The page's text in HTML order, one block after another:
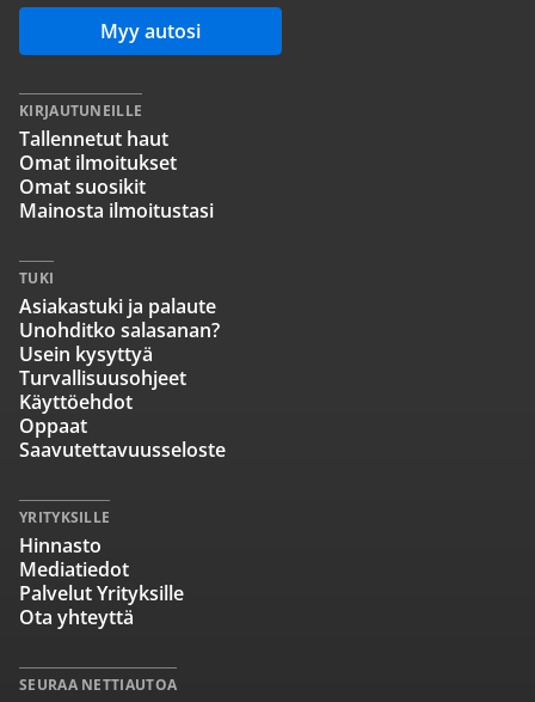
Myy autosi
SEURAA NETTIAUTOA
KIRJAUTUNEILLE
Tallennetut haut
Omat ilmoitukset
Omat suosikit
Mainosta ilmoitustasi
TUKI
Asiakastuki ja palaute
Unohditko salasanan?
Usein kysyttyä
Turvallisuusohjeet
Käyttöehdot
Oppaat
Saavutettavuusseloste
YRITYKSILLE
Hinnasto
Mediatiedot
Palvelut Yrityksille
Ota yhteyttä